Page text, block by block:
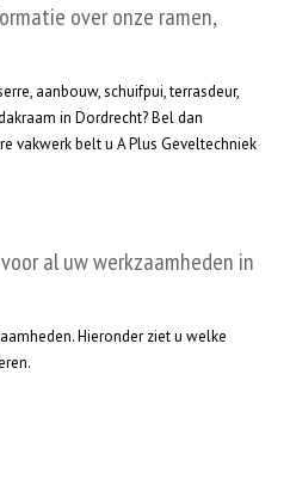
over onze ramen,
aanbouw, schuifpui, terrasdeur,
in Dordrecht? Bel dan
vakwerk belt u A Plus Geveltechniek
al uw werkzaamheden in
Hieronder ziet u welke